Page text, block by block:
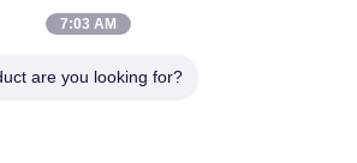
7:03 AM
are you looking for?